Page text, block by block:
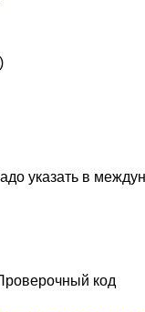
указать в
код